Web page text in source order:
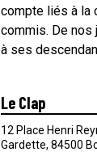
compte liés à la
commis. De nos
à ses
Le Clap
12 Place Henri
Gardette, 84500